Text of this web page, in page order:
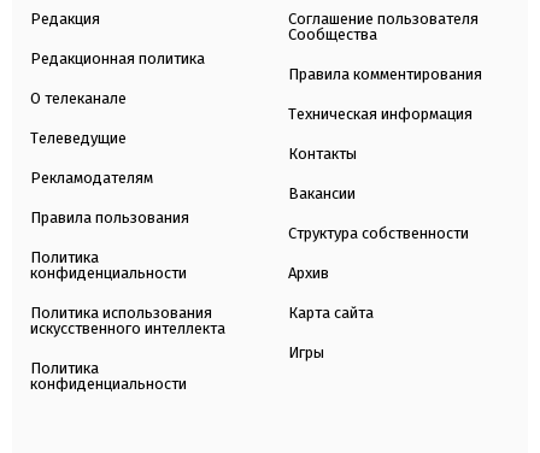
Редакция
Редакционная политика
О телеканале
Телеведущие
Рекламодателям
Правила пользования
Политика
конфиденциальности
Политика использования
искусственного интеллекта
Политика
конфиденциальности
Соглашение пользователя
Сообщества
Правила комментирования
Техническая информация
Контакты
Вакансии
Структура собственности
Архив
Карта сайта
Игры